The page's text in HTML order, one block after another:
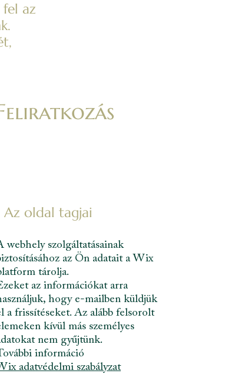
Az oldal tagjai
webhely szolgáltatásainak
az Ön adatait a Wix
tárolja.
az információkat arra
hogy e-mailben küldjük
a frissítéseket. Az alább felsorolt
kívül más személyes
nem gyűjtünk.
információ
adatvédelmi szabályzat
az